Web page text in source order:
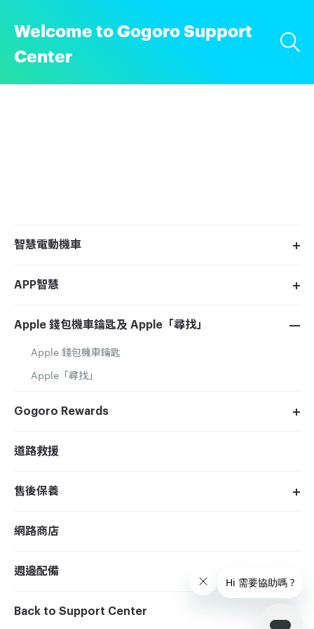
Welcome to Gogoro Support
Center
智慧電動機車
APP智慧
Apple 錢包機車鑰匙及 Apple「尋找」
Apple 錢包機車鑰匙
Apple「尋找」
Gogoro Rewards
道路救援
售後保養
網路商店
週邊配備
Back to Support Center